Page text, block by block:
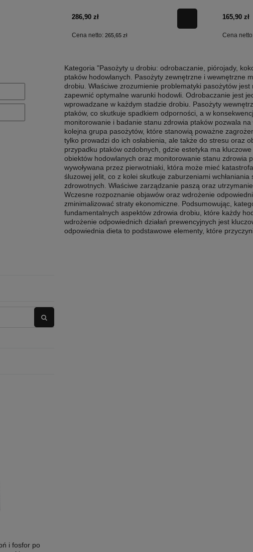
i fosfor po
286,90 zł
Cena netto: 265,65 zł
165,90 zł
Cena
Kategoria "Pasożyty u drobiu: odrobaczanie, piórojady,
ptaków hodowlanych. Pasożyty zewnętrzne i wewnętrzne
drobiu. Właściwe zrozumienie problematyki pasożytów
zapewnić optymalne warunki hodowli. Odrobaczanie jest
wprowadzane w każdym stadzie drobiu. Pasożyty
ptaków, co skutkuje spadkiem odporności, a w
monitorowanie i badanie stanu zdrowia ptaków pozwala
kolejna grupa pasożytów, które stanowią poważne
tylko prowadzi do ich osłabienia, ale także do stresu oraz
przypadku ptaków ozdobnych, gdzie estetyka ma
obiektów hodowlanych oraz monitorowanie stanu zdrowia
wywoływana przez pierwotniaki, która może mieć
śluzowej jelit, co z kolei skutkuje zaburzeniami
zdrowotnych. Właściwe zarządzanie paszą oraz
Wczesne rozpoznanie objawów oraz wdrożenie
zminimalizować straty ekonomiczne. Podsumowując,
fundamentalnych aspektów zdrowia drobiu, które każdy
wdrożenie odpowiednich działań prewencyjnych jest
odpowiednia dieta to podstawowe elementy, które